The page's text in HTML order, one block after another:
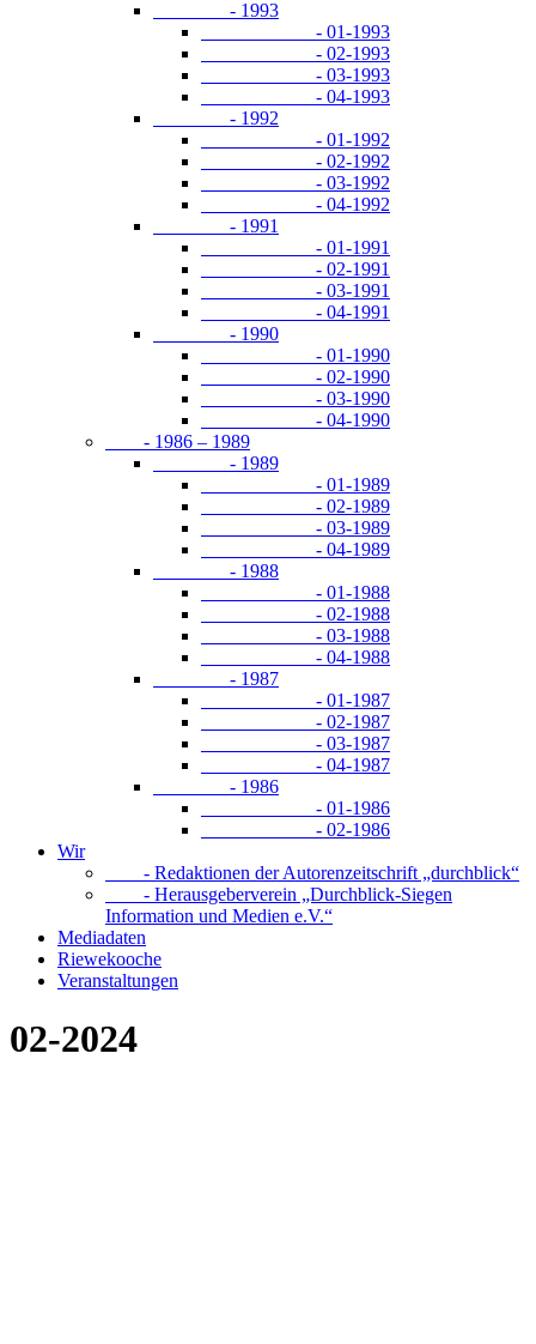
- 1993
- 01-1993
- 02-1993
- 03-1993
- 04-1993
- 1992
- 01-1992
- 02-1992
- 03-1992
- 04-1992
- 1991
- 01-1991
- 02-1991
- 03-1991
- 04-1991
- 1990
- 01-1990
- 02-1990
- 03-1990
- 04-1990
- 1986 – 1989
- 1989
- 01-1989
- 02-1989
- 03-1989
- 04-1989
- 1988
- 01-1988
- 02-1988
- 03-1988
- 04-1988
- 1987
- 01-1987
- 02-1987
- 03-1987
- 04-1987
- 1986
- 01-1986
- 02-1986
Wir
- Redaktionen der Autorenzeitschrift „durchblick“
- Herausgeberverein „Durchblick-Siegen
Information und Medien e.V.“
Mediadaten
Riewekooche
Veranstaltungen
02-2024